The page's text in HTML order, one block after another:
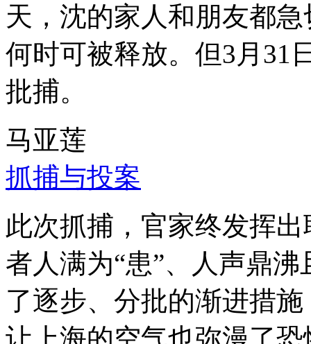
天，沈的家人和朋友都
何时可被释放。但3月31
批捕。
马亚莲
抓捕与投案
此次抓捕，官家终发挥
者人满为“患”、人声鼎
了逐步、分批的渐进措
让上海的空气也弥漫了